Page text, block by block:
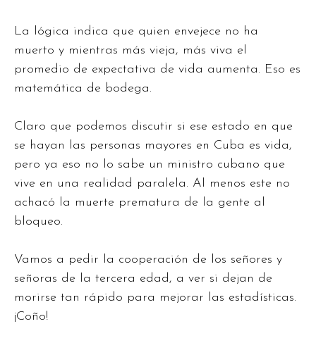
La lógica indica que quien envejece no ha
muerto y mientras más vieja, más viva el
promedio de expectativa de vida aumenta. Eso es
matemática de bodega.
Claro que podemos discutir si ese estado en que
se hayan las personas mayores en Cuba es vida,
pero ya eso no lo sabe un ministro cubano que
vive en una realidad paralela. Al menos este no
achacó la muerte prematura de la gente al
bloqueo.
Vamos a pedir la cooperación de los señores y
señoras de la tercera edad, a ver si dejan de
morirse tan rápido para mejorar las estadísticas.
¡Coño!